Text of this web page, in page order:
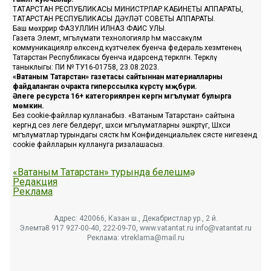
ТАТАРСТАН РЕСПУБЛИКАСЫ МИНИСТРЛАР КАБИНЕТЫ АППАРАТЫ,
ТАТАРСТАН РЕСПУБЛИКАСЫ ДӘҮЛӘТ СОВЕТЫ АППАРАТЫ.
Баш мөхәррир ФАЗУЛЛИН ИЛНАЗ ФАИС УЛЫ.
Газета Элемтә, мәгълүмати технологияләр һәм массакүләм
коммуникацияләр өлкәсендә күзәтчелек буенча федераль хезмәтенең
Татарстан Республикасы буенча идарәсендә теркәлгән. Теркәлү
таныклыгы: ПИ № ТУ16-01758, 23.08.2023.
«Ватаным Татарстан» газетасы сайтыннан материалларны
файдаланган очракта гиперссылка күрсәтү мәҗбүри.
Әлеге ресурста 16+ категорияләренә кергән мәгълүмат булырга
мөмкин.
Без cookie-файллар кулланабыз. «Ватаным Татарстан» сайтына
кергәндә сез әлеге белдерүгә, шәхси мәгълүматларны эшкәртүгә, Шәхси
мәгълүматлар турындагы сәясәткә һәм Конфиденциальлек сәясәте нигезендә
cookie файлларын куллануга ризалашасыз.
«Ватаным Татарстан» турында белешмә
Редакция
Реклама
Адрес: 420066, Казан ш., Декабристлар ур., 2 й.
Элемтә: 8 917 927-00-40, 222-09-70, www.vatantat.ru info@vatantat.ru
Реклама: vtreklama@mail.ru